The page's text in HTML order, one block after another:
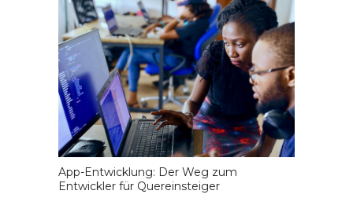
App-Entwicklung: Der Weg zum
Entwickler für Quereinsteiger